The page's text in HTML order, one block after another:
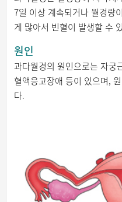
7일 이상 계속되거나 월경량
게 많아서 빈혈이 발생할 수
원인
과다월경의 원인으로는 자궁
혈액응고장애 등이 있으며,
다.